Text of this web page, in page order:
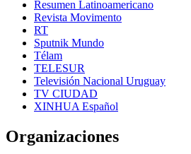
Resumen Latinoamericano
Revista Movimento
RT
Sputnik Mundo
Télam
TELESUR
Televisión Nacional Uruguay
TV CIUDAD
XINHUA Español
Organizaciones